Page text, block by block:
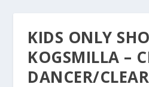
KIDS ONLY
KOGSMILLA –
DANCER/